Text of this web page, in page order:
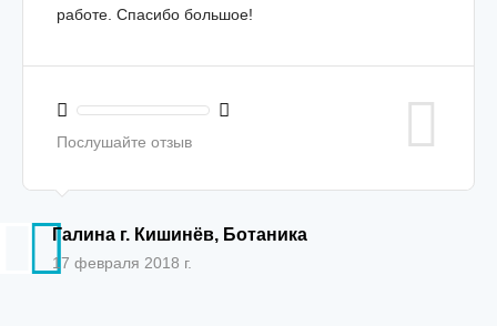
работе. Спасибо большое!
Послушайте отзыв
Галина г. Кишинёв, Ботаника
17 февраля 2018 г.